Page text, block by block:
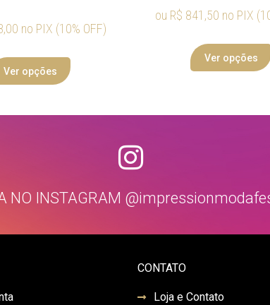
no PIX (10% OFF)
Ver opções
ou R$ 841,50 no PIX
Ver opções
NO INSTAGRAM
CONTATO
Loja e Contato